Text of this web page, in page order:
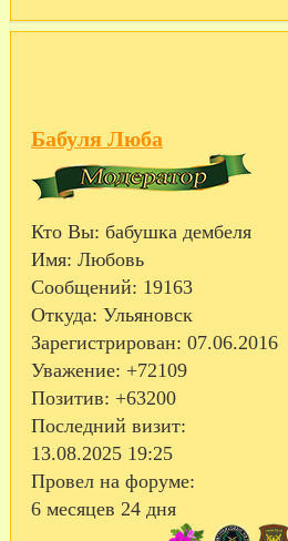
Бабуля Люба
Кто Вы: бабушка дембеля
Имя: Любовь
Сообщений: 19163
Откуда: Ульяновск
Зарегистрирован: 07.06.2016
Уважение: +72109
Позитив: +63200
Последний визит:
13.08.2025 19:25
Провел на форуме:
6 месяцев 24 дня